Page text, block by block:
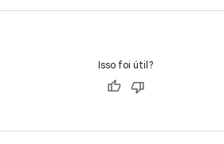
Isso foi útil?